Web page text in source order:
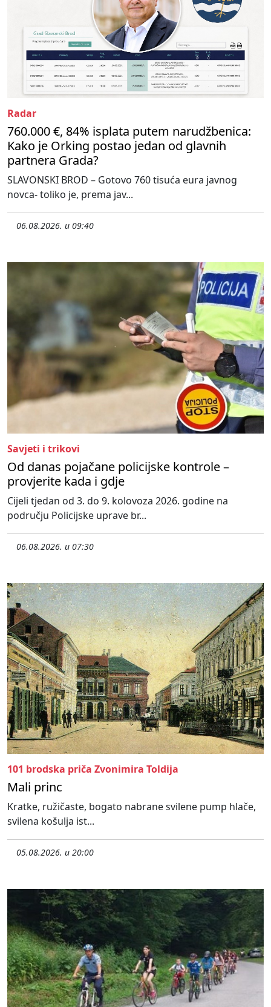
Radar
760.000 €, 84% isplata putem narudžbenica:
Kako je Orking postao jedan od glavnih
partnera Grada?
SLAVONSKI BROD – Gotovo 760 tisuća eura javnog
novca- toliko je, prema jav...
06.08.2026. u 09:40
Savjeti i trikovi
Od danas pojačane policijske kontrole –
provjerite kada i gdje
Cijeli tjedan od 3. do 9. kolovoza 2026. godine na
području Policijske uprave br...
06.08.2026. u 07:30
101 brodska priča Zvonimira Toldija
Mali princ
Kratke, ružičaste, bogato nabrane svilene pump hlače,
svilena košulja ist...
05.08.2026. u 20:00